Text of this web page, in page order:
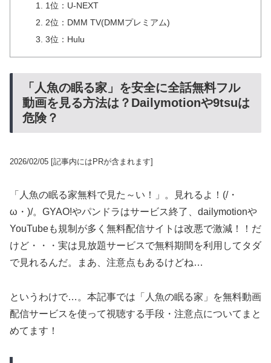
1位：U-NEXT
2位：DMM TV(DMMプレミアム)
3位：Hulu
「人魚の眠る家」を安全に全話無料フル
動画を見る方法は？Dailymotionや9tsuは
危険？
2026/02/05 [記事内にはPRが含まれます]
「人魚の眠る家無料で見た～い！」。見れるよ！(/・
ω・)/。GYAO!やパンドラはサービス終了、dailymotionや
YouTubeも規制が多く無料配信サイトは改悪で激減！！だ
けど・・・実は見放題サービスで無料期間を利用してタダ
で見れるんだ。まあ、注意点もあるけどね…
というわけで…。本記事では「人魚の眠る家」を無料動画
配信サービスを使って視聴する手段・注意点についてまと
めてます！